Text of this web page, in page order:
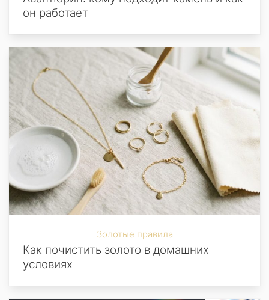
он работает
Золотые правила
Как почистить золото в домашних
условиях